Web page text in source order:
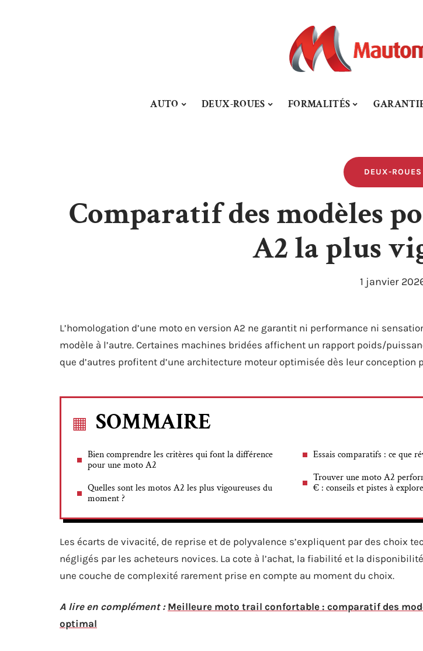
AUTO DEUX-ROUES FORMALITÉS
DEUX-ROUES
Comparatif des modèles
A2 la plus
1 janvier
L’homologation d’une moto en version A2 ne garantit ni performance ni
modèle à l’autre. Certaines machines bridées affichent un rapport poids/
que d’autres profitent d’une architecture moteur optimisée dès leur conception
SOMMAIRE
Bien comprendre les critères qui font la différence
pour une moto A2
Quelles sont les motos A2 les plus vigoureuses du
moment ?
Essais comparatifs : ce que
Trouver une moto A2
€ : conseils et pistes à
Les écarts de vivacité, de reprise et de polyvalence s’expliquent par des choix
négligés par les acheteurs novices. La cote à l’achat, la fiabilité et la
une couche de complexité rarement prise en compte au moment du choix.
A lire en complément : Meilleure moto trail confortable : comparatif des
optimal